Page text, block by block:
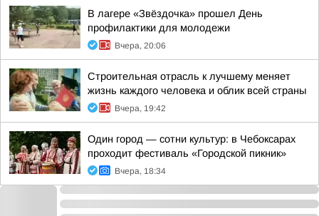
В лагере «Звёздочка» прошел День
профилактики для молодежи
Вчера, 20:06
Строительная отрасль к лучшему меняет
жизнь каждого человека и облик всей страны
Вчера, 19:42
Один город — сотни культур: в Чебоксарах
проходит фестиваль «Городской пикник»
Вчера, 18:34